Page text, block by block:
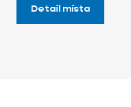
Detail místa